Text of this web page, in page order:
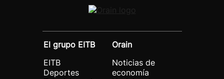
El grupo EITB
EITB
Deportes
Orain
Noticias de
economía